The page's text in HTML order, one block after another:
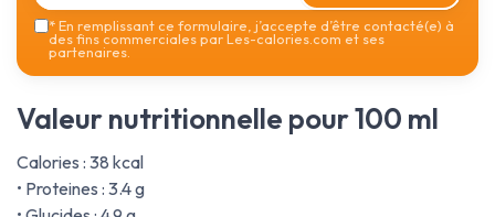
*En remplissant ce formulaire, j’accepte d’être contacté(e) à
des fins commerciales par Les-calories.com et ses
partenaires.
Valeur nutritionnelle pour 100 ml
Calories : 38 kcal
• Proteines : 3.4 g